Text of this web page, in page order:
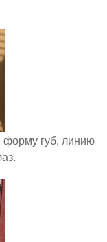
губ, линию